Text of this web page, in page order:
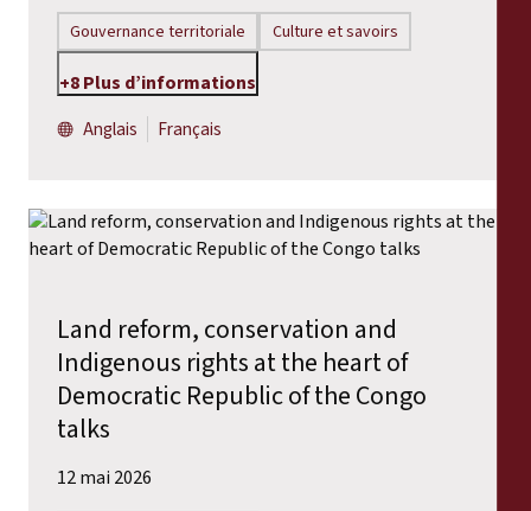
Déclarations
Rapports annuels
Gouvernance territoriale Culture et savoirs
+8 Plus d’informations
Anglais
Français
Land reform, conservation and
Indigenous rights at the heart of
Democratic Republic of the Congo
talks
12 mai 2026